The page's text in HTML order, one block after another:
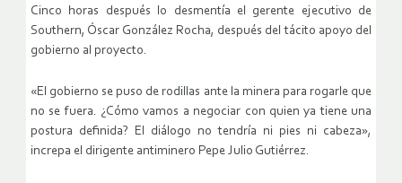
Cinco horas después lo desmentía el gerente ejecutivo de
Southern, Óscar González Rocha, después del tácito apoyo del
gobierno al proyecto.
«El gobierno se puso de rodillas ante la minera para rogarle que
no se fuera. ¿Cómo vamos a negociar con quien ya tiene una
postura definida? El diálogo no tendría ni pies ni cabeza»,
increpa el dirigente antiminero Pepe Julio Gutiérrez.